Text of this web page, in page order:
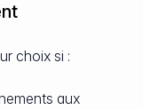
choix si :
aux